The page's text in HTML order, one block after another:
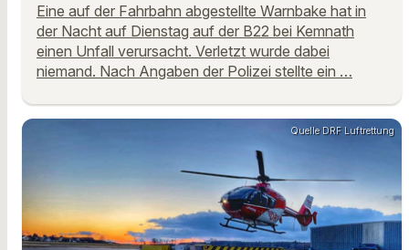
Eine auf der Fahrbahn abgestellte Warnbake hat in
der Nacht auf Dienstag auf der B22 bei Kemnath
einen Unfall verursacht. Verletzt wurde dabei
niemand. Nach Angaben der Polizei stellte ein …
Quelle DRF Luftrettung